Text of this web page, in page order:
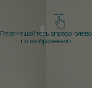
Перемещайтесь вправо-влево
по изображению